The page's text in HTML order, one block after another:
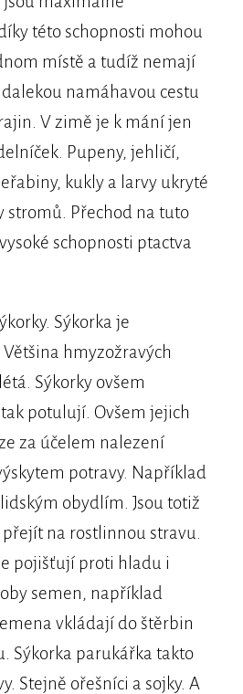
této schopnosti mohou
místě a tudíž nemají
namáhavou cestu
V zimě je k mání jen
Pupeny, jehličí,
kukly a larvy ukryté
stromů. Přechod na tuto
schopnosti ptactva
Sýkorka je
hmyzožravých
Sýkorky ovšem
potulují. Ovšem jejich
za účelem nalezení
potravy. Například
obydlím. Jsou totiž
na rostlinnou stravu.
pojišťují proti hladu i
semen, například
vkládají do štěrbin
Sýkorka parukářka takto
Stejně ořešníci a sojky. A